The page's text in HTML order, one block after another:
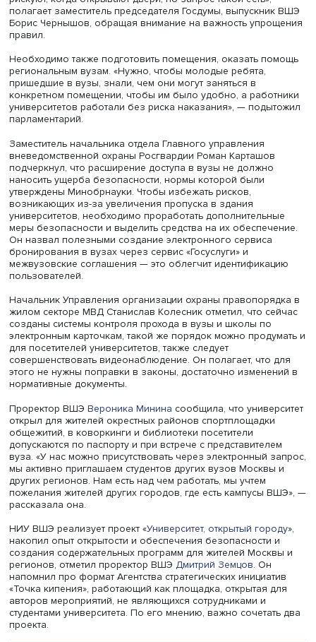
что молодежь в регионе часто не знает, какие
способны предоставить вузы.
Григорий Гуров, фото: Алексей Демшин, специально для
школы экономики
Заместитель министра науки и высшего образования
доступностью вузов для молодежи и обеспечением их
безопасности. Одновременно следует понимать
интенсивность использования инфраструктуры вузов,
числе региональных. Он привел пример Рязанского
государственного медицинского университета, который
считается одним из образцов открытости. «Когда мы
о третьей миссии, важно, чтобы человек не только
образование, но и проводил там свое время, поэтому
обустройство пространства, удобного для студентов,
сотрудников и гостей университета», — сказал
«Когда мы говорим, что нужно использовать
ректоры оказываются между молотом и наковальней,
рискуют, когда открывают двери, но запрос такой
полагает заместитель председателя Госдумы,
Борис Чернышов, обращая внимание на важность
правил.
региональным вузам. «Нужно, чтобы молодые ребята,
пришедшие в вузы, знали, чем они могут заняться в
конкретном помещении, чтобы им было удобно, а
университетов работали без риска наказания», —
парламентарий.
Заместитель начальника отдела Главного управления
вневедомственной охраны Росгвардии Роман Карташов
подчеркнул, что расширение доступа в вузы не должно
наносить ущерба безопасности, нормы которой были
утверждены Минобрнауки. Чтобы избежать рисков,
возникающих из-за увеличения пропуска в здания
университетов, необходимо проработать
меры безопасности и выделить средства на их
Он назвал полезными создание электронного сервиса
бронирования в вузах через сервис «Госуслуги» и
межвузовские соглашения — это облегчит